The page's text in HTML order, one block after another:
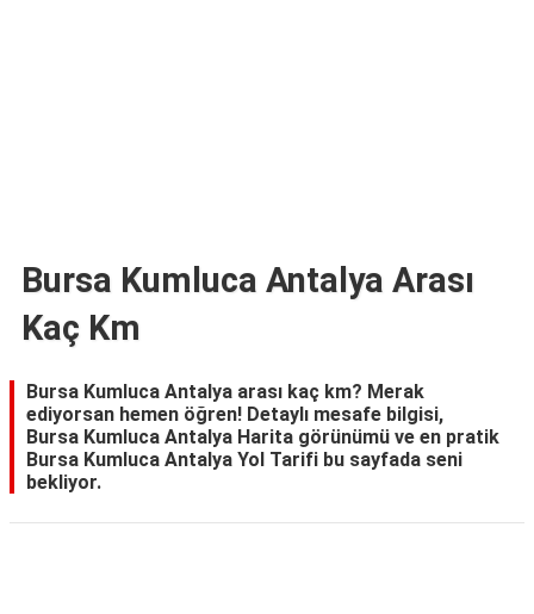
Bursa Kumluca Antalya Arası
Kaç Km
Bursa Kumluca Antalya arası kaç km? Merak
ediyorsan hemen öğren! Detaylı mesafe bilgisi,
Bursa Kumluca Antalya Harita görünümü ve en pratik
Bursa Kumluca Antalya Yol Tarifi bu sayfada seni
bekliyor.